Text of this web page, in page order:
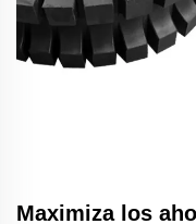
Maximiza los